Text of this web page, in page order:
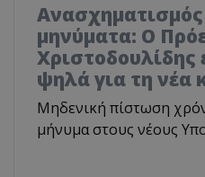
μηνύματα: Ο
Χριστοδουλίδης
ψηλά για τη νέα
Μηδενική πίστωση
μήνυμα στους νέους